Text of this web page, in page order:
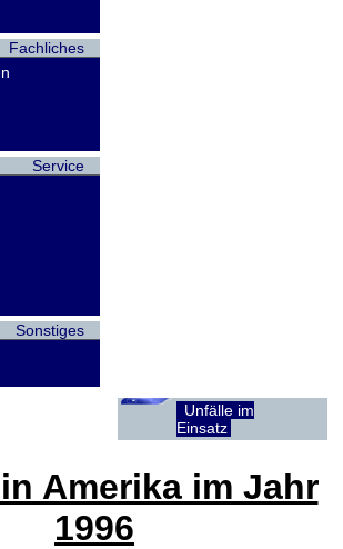
Fachliches
Service
Sonstiges
Unfälle im
Einsatz
Amerika im Jahr
1996